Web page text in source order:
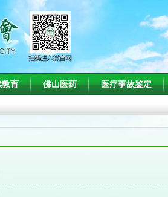
教育 佛山医药 医疗事故鉴定
脏病与血液净化技术新进展学习班（第一轮）通知